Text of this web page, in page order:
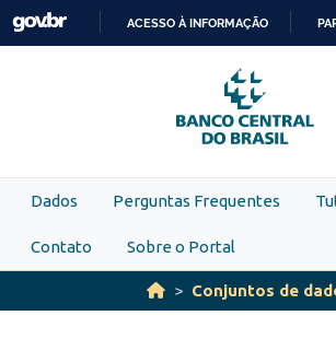
Skip to main content
PARA
O
CONTEÚDO
ACESSO À INFORMAÇÃO
Dados Perguntas Frequentes
Contato Sobre o Portal
Conjuntos de